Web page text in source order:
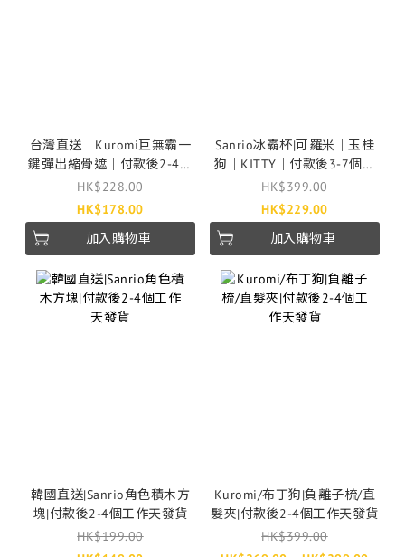
台灣直送｜Kuromi巨無霸一
鍵彈出縮骨遮｜付款後2-4個
工作天發貨
HK$228.00
HK$178.00
加入購物車
Sanrio冰霸杯|可羅米｜玉桂
狗｜KITTY｜付款後3-7個工
作天發貨
HK$399.00
HK$229.00
加入購物車
韓國直送|Sanrio角色積木方
塊|付款後2-4個工作天發貨
HK$199.00
Kuromi/布丁狗|負離子梳/直
髮夾|付款後2-4個工作天發貨
HK$399.00